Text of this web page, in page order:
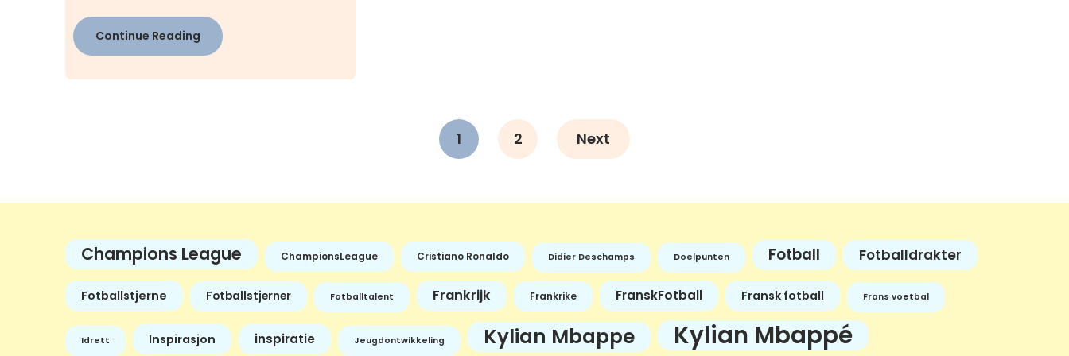
Continue Reading
1 2 Next
Champions League ChampionsLeague Cristiano Ronaldo Didier Deschamps Doelpunten Fotball Fotballdrakter
Fotballstjerne Fotballstjerner Fotballtalent Frankrijk Frankrike FranskFotball Fransk fotball Frans voetbal
Idrett Inspirasjon inspiratie Jeugdontwikkeling Kylian Mbappe Kylian Mbappé